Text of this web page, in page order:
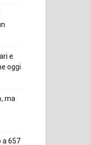
e
oggi
ma
a 657